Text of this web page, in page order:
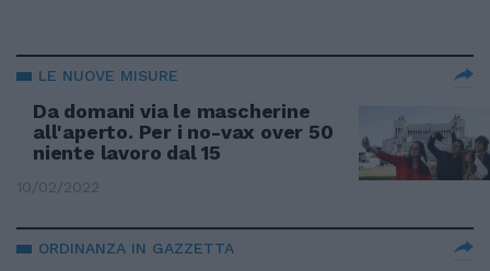
LE NUOVE MISURE
Da domani via le mascherine
all'aperto. Per i no-vax over 50
niente lavoro dal 15
10/02/2022
ORDINANZA IN GAZZETTA